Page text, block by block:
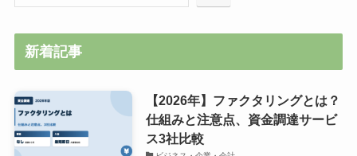
新着記事
【2026年】ファクタリングとは？
仕組みと注意点、資金調達サービ
ス3社比較